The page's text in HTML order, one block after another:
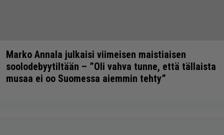
Marko Annala julkaisi viimeisen maistiaisen
soolodebyytiltään – ”Oli vahva tunne, että tällaista
musaa ei oo Suomessa aiemmin tehty”